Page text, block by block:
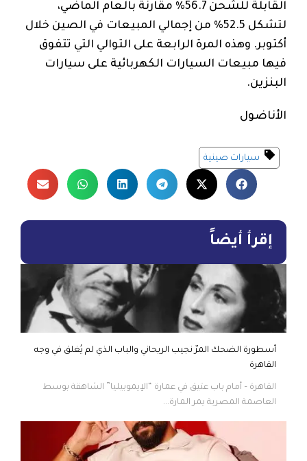
القابلة للشحن 56.7% مقارنة بالعام الماضي،
لتشكل 52.5% من إجمالي المبيعات في الصين خلال
أكتوبر. وهذه المرة الرابعة على التوالي التي تتفوق
فيها مبيعات السيارات الكهربائية على سيارات
البنزين.
الأناضول
سيارات صينية
إقرأ أيضاً
أسطورة الضحك المرّ نجيب الريحاني والباب الذي لم يُغلق في وجه
القاهرة
القاهرة – أمام باب عتيق في عمارة “الإيموبيليا” الشاهقة بوسط
العاصمة المصرية يمر المارة...